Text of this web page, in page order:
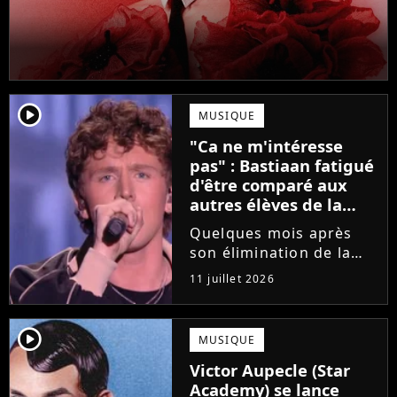
player2 MUSIQUE
"Ca ne m'intéresse
pas" : Bastiaan fatigué
d'être comparé aux
autres élèves de la
Star Academy
Quelques mois après
son élimination de la
Star Academy, Bastiaan
tente de lancer sa
carrière dans la
musique. Et pour ça, le
chanteur a récemment
dévoilé "Château", son
premier single....
11 juillet 2026
player2 MUSIQUE
Victor Aupecle (Star
Academy) se lance